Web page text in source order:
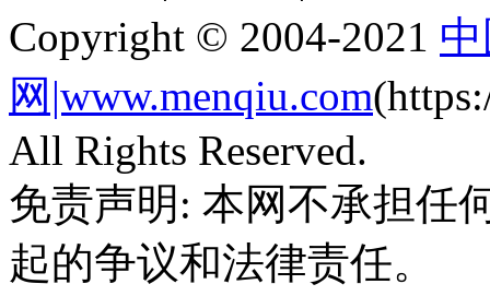
Copyright © 2004-2021
网|www.menqiu.com
All Rights Reserved.
免责声明: 本网不承担任
起的争议和法律责任。